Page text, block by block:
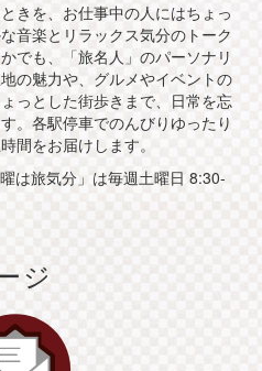
きを、お仕事中の人にはちょっ
音楽とリラックス気分のトーク
でも、「旅名人」のパーソナリ
の魅力や、グルメやイベントの
っとした街歩きまで、日常を忘
。各駅停車でのんびりゆったり
間をお届けします。
は旅気分」は毎週土曜日 8:30-
ジ